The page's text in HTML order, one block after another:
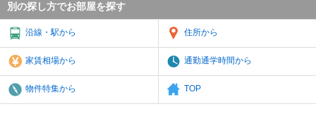
別の探し方でお部屋を探す
沿線・駅から 住所から
家賃相場から 通勤通学時間から
物件特集から TOP